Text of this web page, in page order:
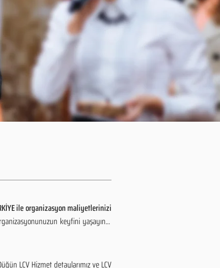
ile organizasyon maliyetlerinizi
keyfini yaşayın...
LCV Hizmet detaylarımız ve LCV